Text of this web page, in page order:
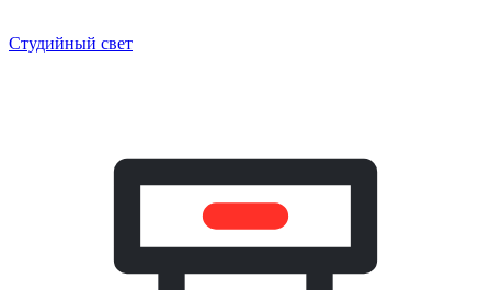
Студийный свет